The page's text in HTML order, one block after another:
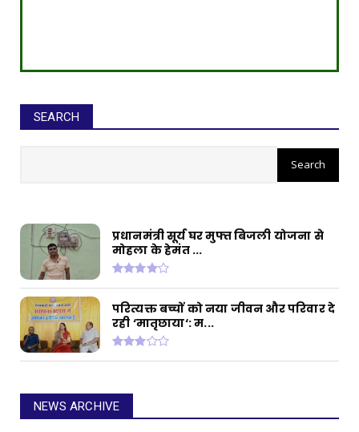
SEARCH
सीईओ ने घोटाले कर बनाई करोड़ों की
प्रधानमंत्री सूर्य घर मुफ्त बिजली योजना से
मोहला के हेमंत ...
परित्यक्त बच्चों को नया जीवन और परिवार दे
रही ‘मातृछाया‘: म...
NEWS ARCHIVE